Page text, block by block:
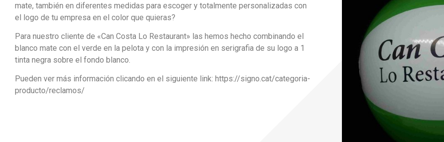
mate, también en diferentes medidas para escoger y totalmente personalizadas con
el logo de tu empresa en el color que quieras?
Para nuestro cliente de «Can Costa Lo Restaurant» las hemos hecho combinando el
blanco mate con el verde en la pelota y con la impresión en serigrafia de su logo a 1
tinta negra sobre el fondo blanco.
Pueden ver más información clicando en el siguiente link: https://signo.cat/categoria-
producto/reclamos/